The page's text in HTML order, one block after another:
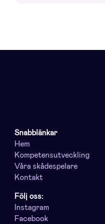
Snabblänkar
Hem
Kompetensutveckling
Våra skådespelare
Kontakt
Följ oss:
Instagram
Facebook